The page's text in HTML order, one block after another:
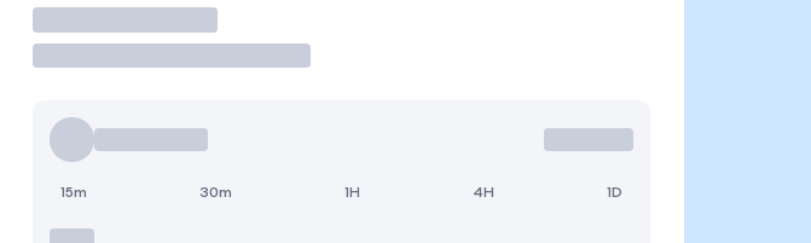
Operar
15m 30m 1H 4H 1D